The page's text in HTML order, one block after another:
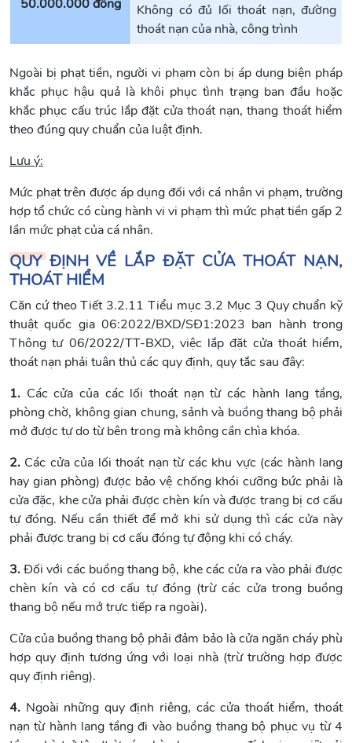
50.000.000 đồng
Không có đủ lối thoát nạn, đường
thoát nạn của nhà, công trình
Ngoài bị phạt tiền, người vi phạm còn bị áp dụng biện pháp
khắc phục hậu quả là khôi phục tình trạng ban đầu hoặc
khắc phục cấu trúc lắp đặt cửa thoát nạn, thang thoát hiểm
theo đúng quy chuẩn của luật định.
Lưu ý:
Mức phạt trên được áp dụng đối với cá nhân vi phạm, trường
hợp tổ chức có cùng hành vi vi phạm thì mức phạt tiền gấp 2
lần mức phạt của cá nhân.
QUY ĐỊNH VỀ LẮP ĐẶT CỬA THOÁT NẠN,
THOÁT HIỂM
Căn cứ theo Tiết 3.2.11 Tiểu mục 3.2 Mục 3 Quy chuẩn kỹ
thuật quốc gia 06:2022/BXD/SĐ1:2023 ban hành trong
Thông tư 06/2022/TT-BXD, việc lắp đặt cửa thoát hiểm,
thoát nạn phải tuân thủ các quy định, quy tắc sau đây:
1. Các cửa của các lối thoát nạn từ các hành lang tầng,
phòng chờ, không gian chung, sảnh và buồng thang bộ phải
mở được tự do từ bên trong mà không cần chìa khóa.
2. Các cửa của lối thoát nạn từ các khu vực (các hành lang
hay gian phòng) được bảo vệ chống khói cưỡng bức phải là
cửa đặc, khe cửa phải được chèn kín và được trang bị cơ cấu
tự đóng. Nếu cần thiết để mở khi sử dụng thì các cửa này
phải được trang bị cơ cấu đóng tự động khi có cháy.
3.Đối với các buồng thang bộ, khe các cửa ra vào phải được
chèn kín và có cơ cấu tự đóng (trừ các cửa trong buồng
thang bộ nếu mở trực tiếp ra ngoài).
Cửa của buồng thang bộ phải đảm bảo là cửa ngăn cháy phù
hợp quy định tương ứng với loại nhà (trừ trường hợp được
quy định riêng).
4. Ngoài những quy định riêng, các cửa thoát hiểm, thoát
nạn từ hành lang tầng đi vào buồng thang bộ phục vụ từ 4